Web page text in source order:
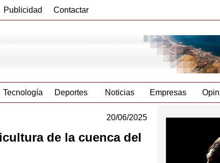
Publicidad Contactar
Tecnología Deportes Noticias Empresas
20/06/2025
de la cuenca del